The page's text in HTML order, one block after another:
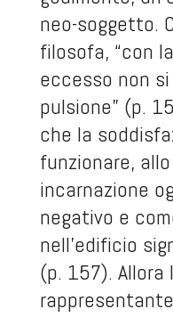
neo-soggetto.
filosofa, “con
eccesso non
pulsione” (p.
che la
funzionare,
incarnazione
negativo e
nell’edificio
(p. 157).